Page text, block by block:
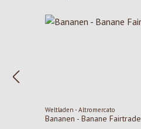
Weltladen - Altromercato
Bananen - Banane Fairtrade